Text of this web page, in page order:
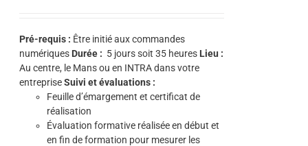
Pré-requis : Être initié aux commandes
numériques Durée : 5 jours soit 35 heures Lieu :
Au centre, le Mans ou en INTRA dans votre
entrepriseSuivi et évaluations :
Feuille d’émargement et certificat de
réalisation
Évaluation formative réalisée en début et
en fin de formation pour mesurer les